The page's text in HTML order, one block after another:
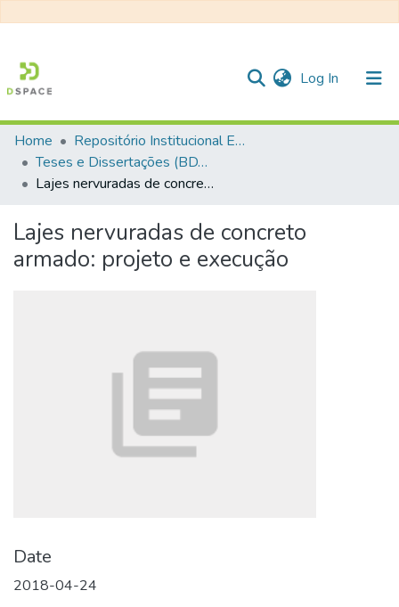
Log In (current)
Communities & Collections
All of DSpace
Statistics
Home
Repositório Institucional EESC
Teses e Dissertações (BDTD USP)
Lajes nervuradas de concreto armado: projeto e execução
Lajes nervuradas de concreto
armado: projeto e execução
Date
2018-04-24